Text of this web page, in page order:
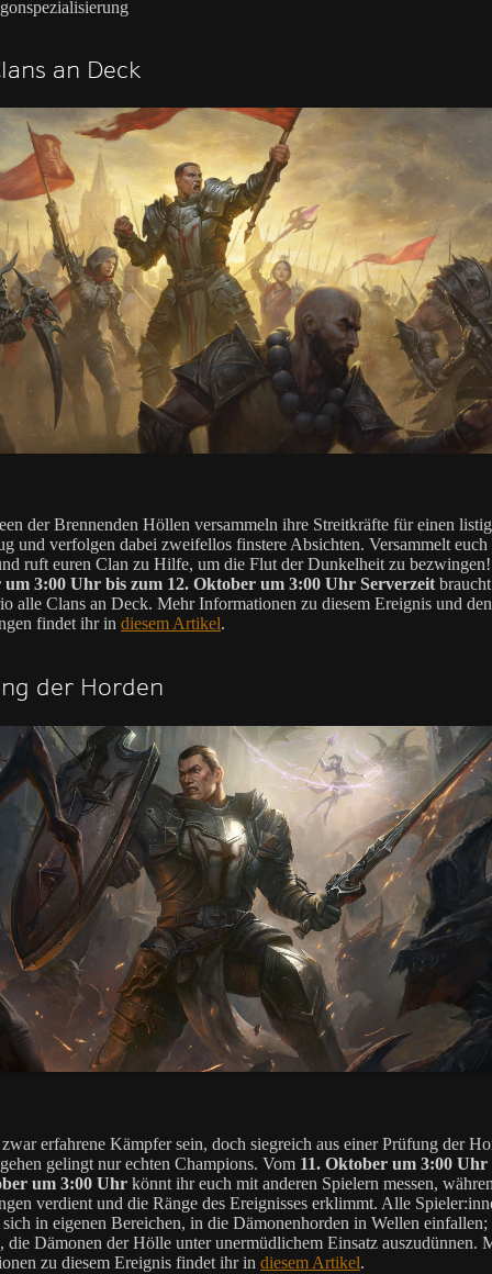
an Deck
der Brennenden Höllen versammeln ihre Streitkräfte für einen
und verfolgen dabei zweifellos finstere Absichten. Versammelt euch
ruft euren Clan zu Hilfe, um die Flut der Dunkelheit zu
3:00 Uhr bis zum 12. Oktober um 3:00 Uhr Serverzeitbraucht
alle Clans an Deck. Mehr Informationen zu diesem Ereignis und den
findet ihr in diesem Artikel.
der Horden
erfahrene Kämpfer sein, doch siegreich aus einer Prüfung der
gelingt nur echten Champions. Vom 11. Oktober um 3:00 Uhr
um 3:00 Uhr könnt ihr euch mit anderen Spielern messen,
verdient und die Ränge des Ereignisses erklimmt. Alle
in eigenen Bereichen, in die Dämonenhorden in Wellen einfallen;
die Dämonen der Hölle unter unermüdlichem Einsatz auszudünnen.
zu diesem Ereignis findet ihr in diesem Artikel.